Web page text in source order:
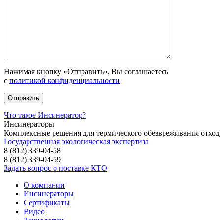
Нажимая кнопку «Отправить», Вы соглашаетесь
с политикой конфиденциальности
Что такое Инсинератор?
Инсинераторы
Комплексные решения для термического обезвреживания
Государственная экологическая экспертиза
8 (812) 339-04-58
8 (812) 339-04-59
Задать вопрос о поставке КТО
О компании
Инсинераторы
Сертификаты
Видео